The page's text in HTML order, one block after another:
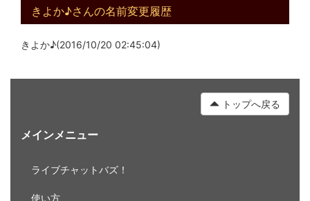
きよか♪さんの名前変更履歴
きよか♪(2016/10/20 02:45:04)
トップへ戻る
メインメニュー
ライブチャットバズ！
使い方